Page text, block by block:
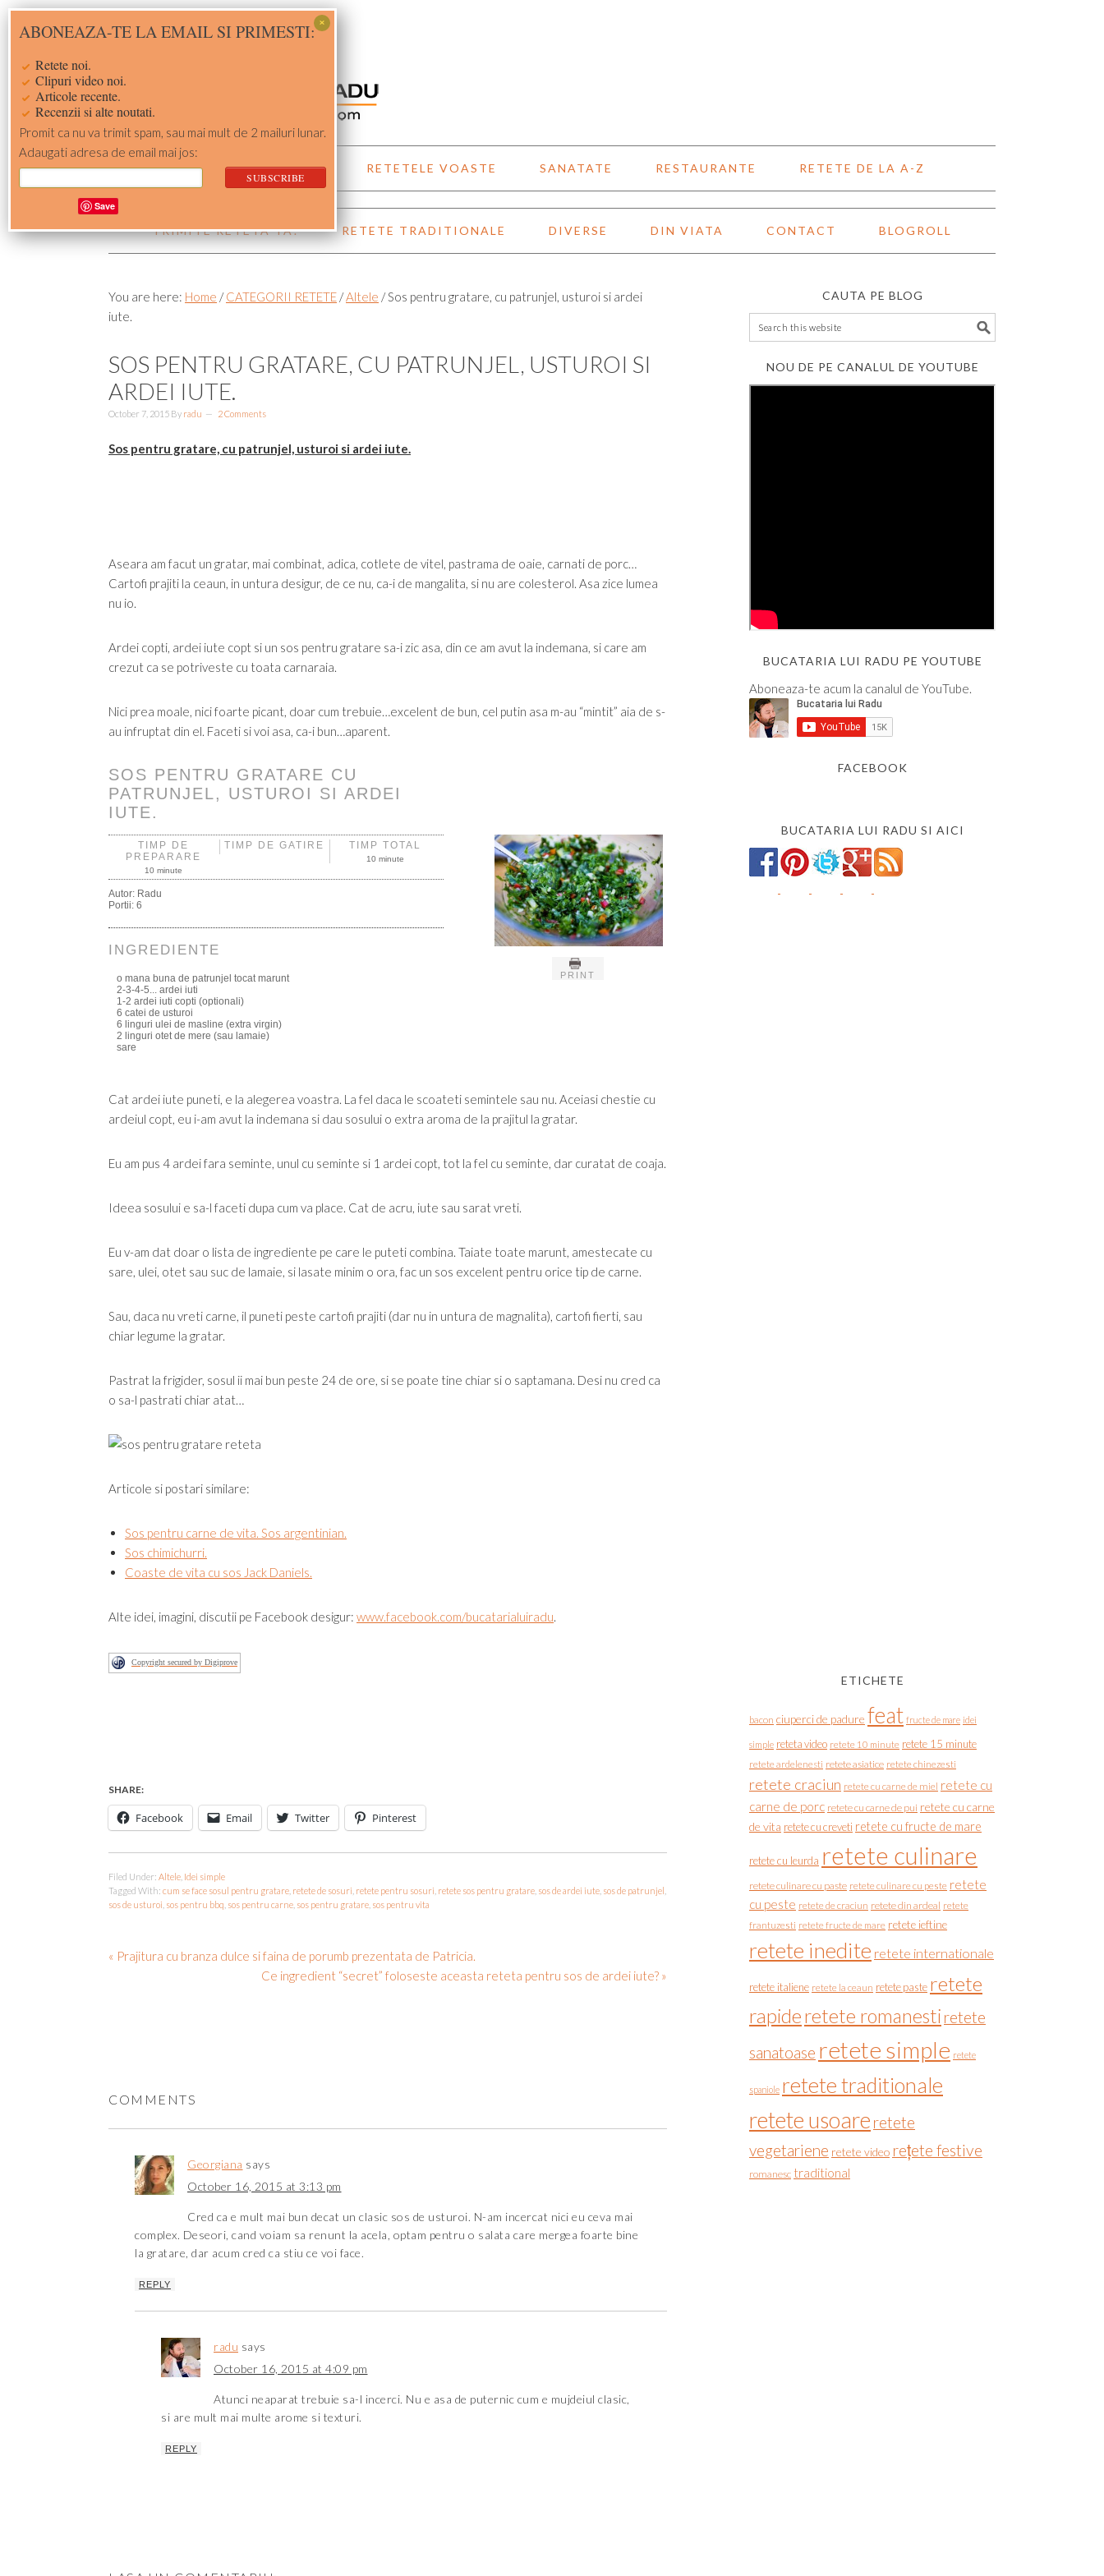
Skip
to
Skip
to
Skip
to
Skip
to
ACASA RETETE RETETELE VOASTE SANATATE RESTAURANTE RETETE DE LA A-Z
TRIMITE RETETA TA! RETETE TRADITIONALE DIVERSE DIN VIATA CONTACT BLOGROLL
You are here: Home / CATEGORII RETETE /Altele /Sos pentru gratare, cu patrunjel, usturoi si ardei
iute.
SOS PENTRU GRATARE, CU PATRUNJEL, USTUROI SI
ARDEI IUTE.
October 7, 2015 By radu 2 Comments
Sos pentru gratare, cu patrunjel, usturoi si ardei iute.
Aseara am facut un gratar, mai combinat, adica, cotlete de vitel, pastrama de oaie, carnati de porc…
Cartofi prajiti la ceaun, in untura desigur, de ce nu, ca-i de mangalita, si nu are colesterol. Asa zice lumea
nu io.
Ardei copti, ardei iute copt si un sos pentru gratare sa-i zic asa, din ce am avut la indemana, si care am
crezut ca se potriveste cu toata carnaraia.
Nici prea moale, nici foarte picant, doar cum trebuie…excelent de bun, cel putin asa m-au “mintit” aia de s-
au infruptat din el. Faceti si voi asa, ca-i bun…aparent.
SOS PENTRU GRATARE CU
PATRUNJEL, USTUROI SI ARDEI
IUTE.
PRINT
TIMP DE
PREPARARE
10 minute
TIMP DE GATIRE TIMP TOTAL
10 minute
Autor: Radu
Portii: 6
INGREDIENTE
o mana buna de patrunjel tocat marunt
2-3-4-5... ardei iuti
1-2 ardei iuti copti (optionali)
6 catei de usturoi
6 linguri ulei de masline (extra virgin)
2 linguri otet de mere (sau lamaie)
sare
Cat ardei iute puneti, e la alegerea voastra. La fel daca le scoateti semintele sau nu. Aceiasi chestie cu
ardeiul copt, eu i-am avut la indemana si dau sosului o extra aroma de la prajitul la gratar.
Eu am pus 4 ardei fara seminte, unul cu seminte si 1 ardei copt, tot la fel cu seminte, dar curatat de coaja.
Ideea sosului e sa-l faceti dupa cum va place. Cat de acru, iute sau sarat vreti.
Eu v-am dat doar o lista de ingrediente pe care le puteti combina. Taiate toate marunt, amestecate cu
sare, ulei, otet sau suc de lamaie, si lasate minim o ora, fac un sos excelent pentru orice tip de carne.
Sau, daca nu vreti carne, il puneti peste cartofi prajiti (dar nu in untura de magnalita), cartofi fierti, sau
chiar legume la gratar.
Pastrat la frigider, sosul ii mai bun peste 24 de ore, si se poate tine chiar si o saptamana. Desi nu cred ca
o sa-l pastrati chiar atat…
Articole si postari similare:
Sos pentru carne de vita. Sos argentinian.
Sos chimichurri.
Coaste de vita cu sos Jack Daniels.
Alte idei, imagini, discutii pe Facebook desigur: www.facebook.com/bucatarialuiradu
Copyright secured by Digiprove
SHARE:
Facebook Email Twitter Pinterest
Filed Under: Altele Idei simple
Tagged With: cum se face sosul pentru gratare retete de sosuri retete pentru sosuri retete sos pentru gratare sos de ardei iute sos de patrunjel
sos de usturoi sos pentru bbq sos pentru carne sos pentru gratare sos pentru vita
« Prajitura cu branza dulce si faina de porumb prezentata de Patricia.
Ce ingredient “secret” foloseste aceasta reteta pentru sos de ardei iute? »
COMMENTS
Georgiana says
October 16, 2015 at 3:13 pm
Cred ca e mult mai bun decat un clasic sos de usturoi. N-am incercat nici eu ceva mai
complex. Deseori, cand voiam sa renunt la acela, optam pentru o salata care mergea foarte bine
la gratare, dar acum cred ca stiu ce voi face.
REPLY
radu says
October 16, 2015 at 4:09 pm
Atunci neaparat trebuie sa-l incerci. Nu e asa de puternic cum e mujdeiul clasic,
si are mult mai multe arome si texturi.
REPLY
CAUTA PE BLOG
NOU DE PE CANALUL DE YOUTUBE
BUCATARIA LUI RADU PE YOUTUBE
Aboneaza-te acum la canalul de YouTube.
FACEBOOK
BUCATARIA LUI RADU SI AICI
ETICHETE
bacon ciuperci de padure feat fructe de mare idei
simple reteta video retete 10 minute retete 15 minute
retete ardelenesti retete asiatice retete chinezesti
retete craciun retete cu carne de miel retete cu
carne de porc retete cu carne de pui retete cu carne
de vita retete cu creveti retete cu fructe de mare
retete cu leurda retete culinare
retete culinare cu paste retete culinare cu peste retete
cu peste retete de craciun retete din ardeal retete
frantuzesti retete fructe de mare retete ieftine
retete inedite retete internationale
retete italiene retete la ceaun retete paste retete
rapideretete romanesti retete
sanatoase retete simple retete
spaniole retete traditionale
retete usoare retete
vegetariene retete video rețete festive
romanesc traditional
ABONEAZA-TE LA EMAIL SI PRIMESTI:
Retete noi.
Clipuri video noi.
Articole recente.
Recenzii si alte noutati.
Promit ca nu va trimit spam, sau mai mult de 2 mailuri lunar.
Adaugati adresa de email mai jos:
Save